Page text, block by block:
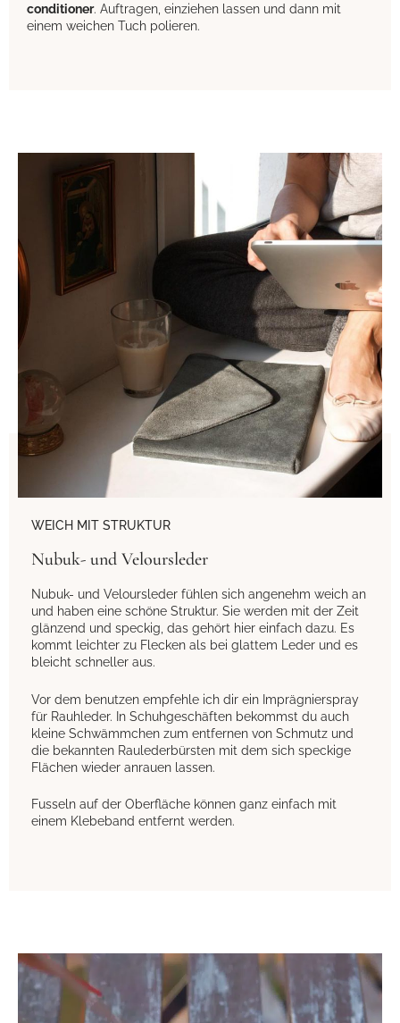
conditioner. Auftragen, einziehen lassen und dann mit
einem weichen Tuch polieren.
WEICH MIT STRUKTUR
Nubuk- und Veloursleder
Nubuk- und Veloursleder fühlen sich angenehm weich an
und haben eine schöne Struktur. Sie werden mit der Zeit
glänzend und speckig, das gehört hier einfach dazu. Es
kommt leichter zu Flecken als bei glattem Leder und es
bleicht schneller aus.
Vor dem benutzen empfehle ich dir ein Imprägnierspray
für Rauhleder. In Schuhgeschäften bekommst du auch
kleine Schwämmchen zum entfernen von Schmutz und
die bekannten Raulederbürsten mit dem sich speckige
Flächen wieder anrauen lassen.
Fusseln auf der Oberfläche können ganz einfach mit
einem Klebeband entfernt werden.